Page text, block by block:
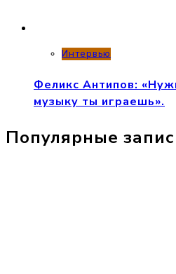
Интервью
Феликс Антипов:
музыку ты играешь».
Популярные